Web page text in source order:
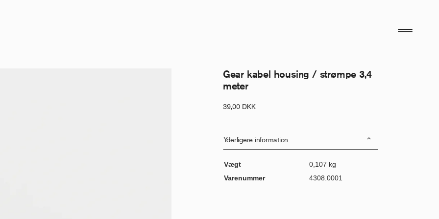
Gear kabel housing / strømpe 3,4
meter
39,00 DKK
Yderligere information
Vægt
0,107 kg
Varenummer
4308.0001